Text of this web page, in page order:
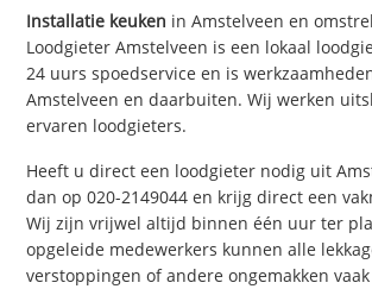
Installatie keuken in Amstelveen en
Loodgieter Amstelveen is een lokaal
24 uurs spoedservice en is
Amstelveen en daarbuiten. Wij werken
ervaren loodgieters.
Heeft u direct een loodgieter nodig uit
dan op 020-2149044 en krijg direct een
Wij zijn vrijwel altijd binnen één uur ter
opgeleide medewerkers kunnen alle
verstoppingen of andere ongemakken